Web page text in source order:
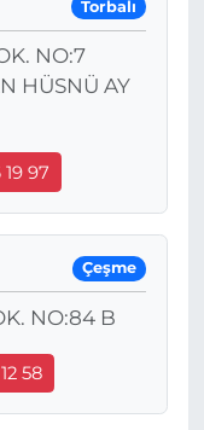
Torbalı
NO:7
HÜSNÜ AY
97
Çeşme
NO:84 B
58